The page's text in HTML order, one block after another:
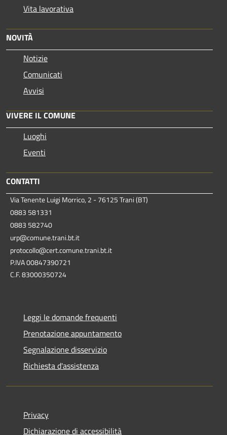
Vita lavorativa
NOVITÀ
Notizie
Comunicati
Avvisi
VIVERE IL COMUNE
Luoghi
Eventi
CONTATTI
Via Tenente Luigi Morrico, 2 - 76125 Trani (BT)
0883 581331
0883 582740
urp@comune.trani.bt.it
protocollo@cert.comune.trani.bt.it
P.IVA 00847390721
C.F. 83000350724
Leggi le domande frequenti
Prenotazione appuntamento
Segnalazione disservizio
Richiesta d'assistenza
Privacy
Dichiarazione di accessibilità